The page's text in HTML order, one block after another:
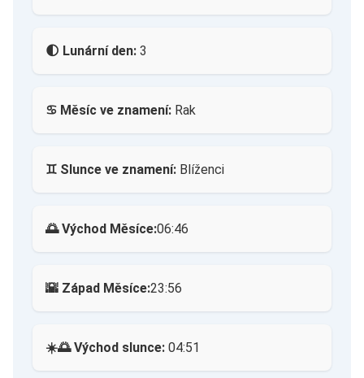
🌓 Lunární den: 3
♋ Měsíc ve znamení: Rak
♊ Slunce ve znamení: Blíženci
🌅 Východ Měsíce:06:46
🌇 Západ Měsíce:23:56
☀️🌅 Východ slunce: 04:51